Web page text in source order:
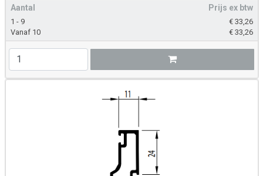
Aantal Prijs ex btw
1 - 9 € 33,26
Vanaf 10
€ 33,26